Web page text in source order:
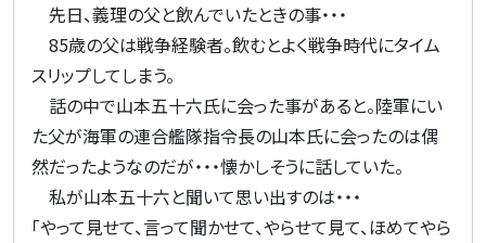
先日、義理の父と飲んでいたときの事・・・
85歳の父は戦争経験者。飲むとよく戦争時代にタイム
スリップしてしまう。
話の中で山本五十六氏に会った事があると。陸軍にい
た父が海軍の連合艦隊指令長の山本氏に会ったのは偶
然だったようなのだが・・・懐かしそうに話していた。
私が山本五十六と聞いて思い出すのは・・・
「やって見せて、言って聞かせて、やらせて見て、ほめてやら